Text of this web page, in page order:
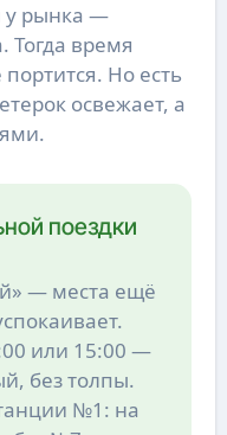
у рынка —
Тогда время
Но есть
освежает, а
поездки
— места ещё
или 15:00 —
без толпы.
№1: на